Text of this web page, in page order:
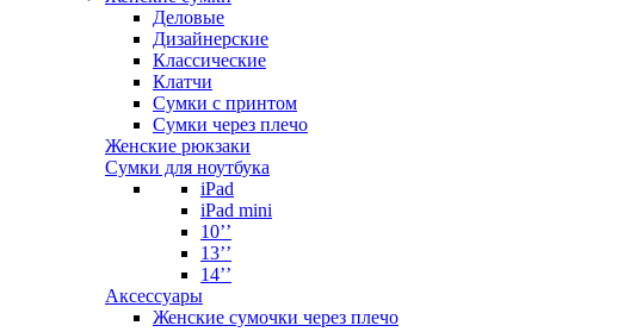
Деловые
Дизайнерские
Классические
Клатчи
Сумки с принтом
Сумки через плечо
Женские рюкзаки
Сумки для ноутбука
iPad
iPad mini
10’’
13’’
14’’
Аксессуары
Женские сумочки через плечо